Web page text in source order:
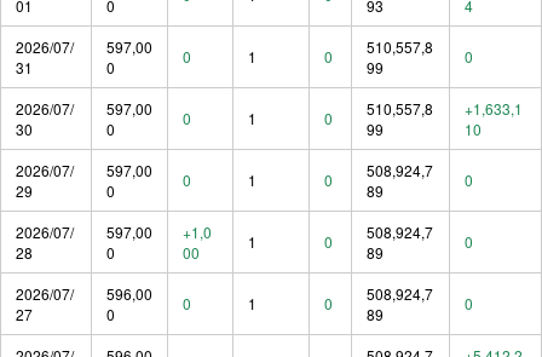
01
0
93
4
2026/07/
31
597,00
0
0 1 0
510,557,8
99
0
2026/07/
30
597,00
0
0 1 0
510,557,8
99
+1,633,1
10
2026/07/
29
597,00
0
0 1 0
508,924,7
89
0
2026/07/
28
597,00
0
+1,0
00
1 0
508,924,7
89
0
2026/07/
27
596,00
0
0 1 0
508,924,7
89
0